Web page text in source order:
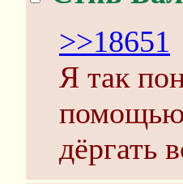
>>18651
Я так
помощью
дёргать